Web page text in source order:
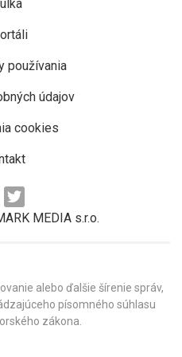
používania
údajov
cookies
MEDIA s.r.o.
alebo ďalšie šírenie správ,
písomného súhlasu
zákona.